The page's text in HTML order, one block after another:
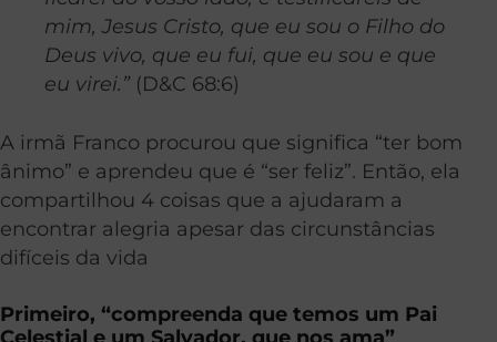
mim, Jesus Cristo, que eu sou o Filho do
Deus vivo, que eu fui, que eu sou e que
eu virei.”(D&C 68:6)
A irmã Franco procurou que significa “ter bom
ânimo” e aprendeu que é “ser feliz”. Então, ela
compartilhou 4 coisas que a ajudaram a
encontrar alegria apesar das circunstâncias
difíceis da vida
Primeiro, “compreenda que temos um Pai
Celestial e um Salvador, que nos ama”